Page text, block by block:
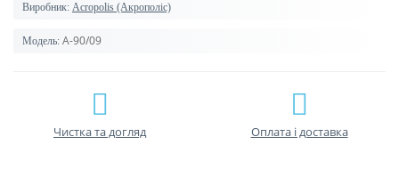
Виробник: Acropolis (Акрополіс)
Модель: А-90/09
Чистка та догляд Оплата і доставка